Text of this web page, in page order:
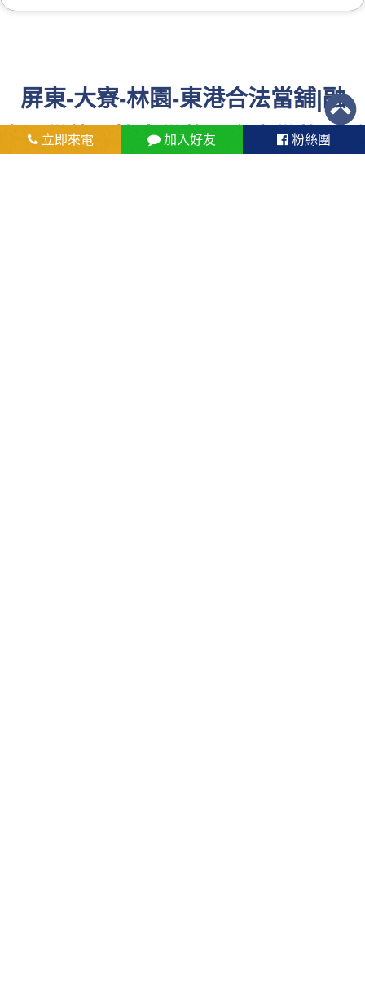
屏東-大寮-林園-東港合法當舖|融
資、借錢、機車借款、汽車借款、手
立即來電 加入好友 粉絲團